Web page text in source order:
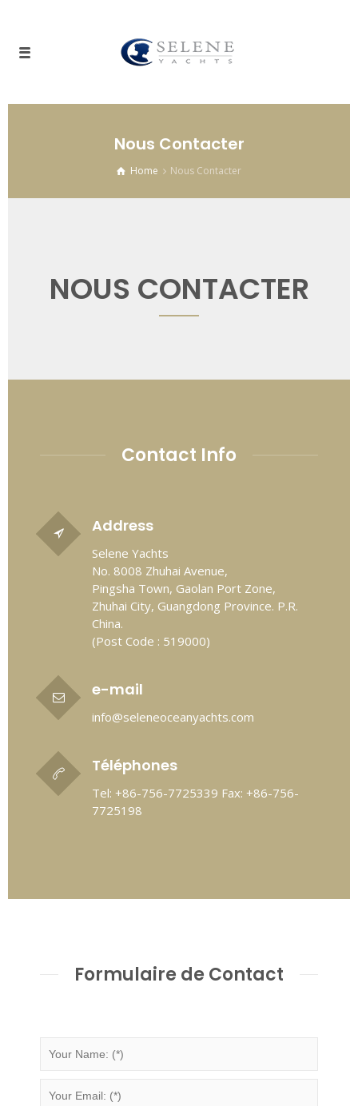
Nous Contacter
Home Nous Contacter
NOUS CONTACTER
Contact Info
Address
Selene Yachts
No. 8008 Zhuhai Avenue,
Pingsha Town, Gaolan Port Zone,
Zhuhai City, Guangdong Province. P.R.
China.
(Post Code : 519000)
e-mail
info@seleneoceanyachts.com
Téléphones
Tel: +86-756-7725339 Fax: +86-756-
7725198
Formulaire de Contact